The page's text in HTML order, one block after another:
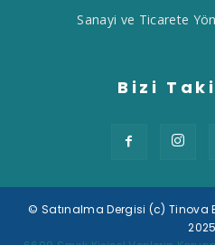
Tek Tıkla Ödeme
Sanayi ve Ticarete
Bizi
© Satınalma Dergisi (c) Tinova
2025